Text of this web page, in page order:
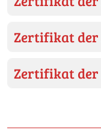
Zertifikat der
Zertifikat der